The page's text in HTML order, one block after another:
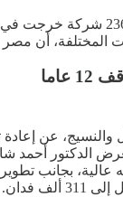
أن مصر دولة
بجانب
كانت المساحة